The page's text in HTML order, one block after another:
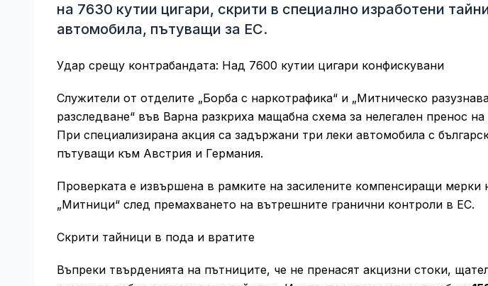
на 7630 кутии цигари, скрити в специално изработени
автомобила, пътуващи за ЕС.
Удар срещу контрабандата: Над 7600 кутии цигари конфискувани
Служители от отделите „Борба с наркотрафика“ и „Митническо
разследване“ във Варна разкриха мащабна схема за нелегален пренос
При специализирана акция са задържани три леки автомобила с
пътуващи към Австрия и Германия.
Проверката е извършена в рамките на засилените компенсиращи мерки
„Митници“ след премахването на вътрешните гранични контроли в ЕС.
Скрити тайници в пода и вратите
Въпреки твърденията на пътниците, че не пренасят акцизни стоки,